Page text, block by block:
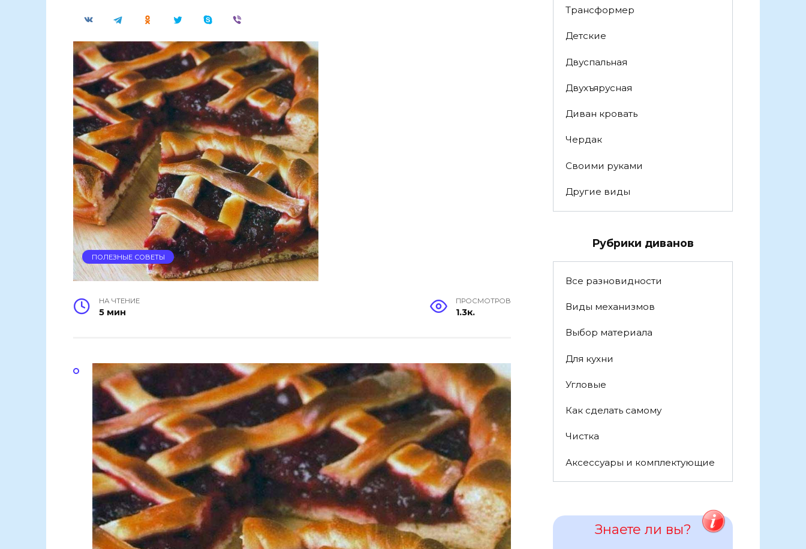
ПОЛЕЗНЫЕ СОВЕТЫ
НА ЧТЕНИЕ
5 мин
ПРОСМОТРОВ
1.3к.
Трансформер
Детские
Двуспальная
Двухъярусная
Диван кровать
Чердак
Своими руками
Другие виды
Рубрики диванов
Все разновидности
Виды механизмов
Выбор материала
Для кухни
Угловые
Как сделать самому
Чистка
Аксессуары и комплектующие
Знаете ли вы?